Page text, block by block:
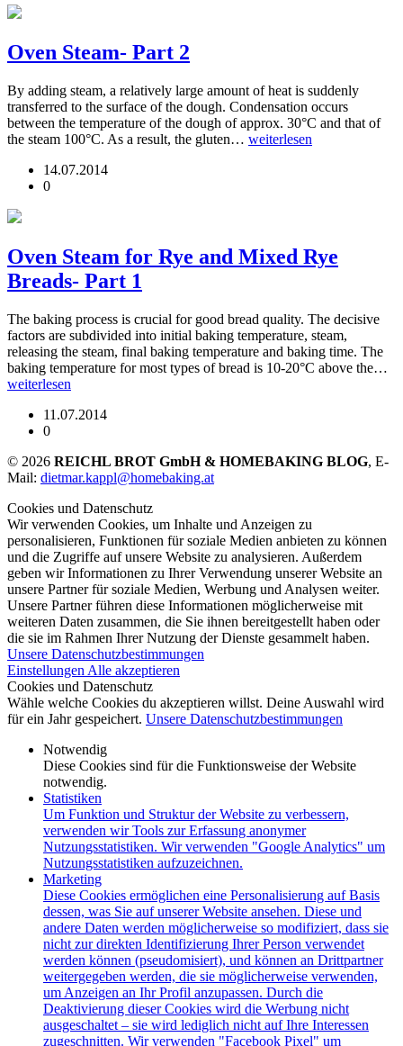
Oven Steam- Part 2
By adding steam, a relatively large amount of heat is suddenly
transferred to the surface of the dough. Condensation occurs
between the temperature of the dough of approx. 30°C and that of
the steam 100°C. As a result, the gluten… weiterlesen
14.07.2014
0
Oven Steam for Rye and Mixed Rye
Breads- Part 1
The baking process is crucial for good bread quality. The decisive
factors are subdivided into initial baking temperature, steam,
releasing the steam, final baking temperature and baking time. The
baking temperature for most types of bread is 10-20°C above the…
weiterlesen
11.07.2014
0
© 2026 REICHL BROT GmbH & HOMEBAKING BLOG, E-
Mail: dietmar.kappl@homebaking.at
Cookies und Datenschutz
Wir verwenden Cookies, um Inhalte und Anzeigen zu
personalisieren, Funktionen für soziale Medien anbieten zu können
und die Zugriffe auf unsere Website zu analysieren. Außerdem
geben wir Informationen zu Ihrer Verwendung unserer Website an
unsere Partner für soziale Medien, Werbung und Analysen weiter.
Unsere Partner führen diese Informationen möglicherweise mit
weiteren Daten zusammen, die Sie ihnen bereitgestellt haben oder
die sie im Rahmen Ihrer Nutzung der Dienste gesammelt haben.
Unsere Datenschutzbestimmungen
Einstellungen Alle akzeptieren
Cookies und Datenschutz
Wähle welche Cookies du akzeptieren willst. Deine Auswahl wird
für ein Jahr gespeichert. Unsere Datenschutzbestimmungen
Notwendig
Diese Cookies sind für die Funktionsweise der Website
notwendig.
Statistiken
Um Funktion und Struktur der Website zu verbessern,
verwenden wir Tools zur Erfassung anonymer
Nutzungsstatistiken. Wir verwenden "Google Analytics" um
Nutzungsstatistiken aufzuzeichnen.
Marketing
Diese Cookies ermöglichen eine Personalisierung auf Basis
dessen, was Sie auf unserer Website ansehen. Diese und
andere Daten werden möglicherweise so modifiziert, dass sie
nicht zur direkten Identifizierung Ihrer Person verwendet
werden können (pseudomisiert), und können an Drittpartner
weitergegeben werden, die sie möglicherweise verwenden,
um Anzeigen an Ihr Profil anzupassen. Durch die
Deaktivierung dieser Cookies wird die Werbung nicht
ausgeschaltet – sie wird lediglich nicht auf Ihre Interessen
zugeschnitten. Wir verwenden "Facebook Pixel" um